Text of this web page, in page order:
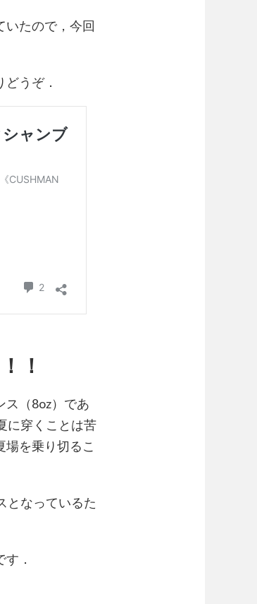
いたので，今回
うぞ．
！
ス（8oz）であ
に穿くことは苦
場を乗り切るこ
となっているた
．